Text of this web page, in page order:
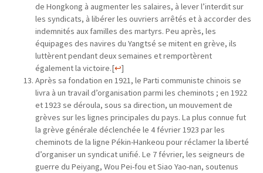
de Hongkong à augmenter les salaires, à lever l’interdit sur
les syndicats, à libérer les ouvriers arrêtés et à accorder des
indemnités aux familles des martyrs. Peu après, les
équipages des navires du Yangtsé se mitent en grève, ils
luttèrent pendant deux semaines et remportèrent
également la victoire.[↩]
Après sa fondation en 1921, le Parti communiste chinois se
livra à un travail d’organisation parmi les cheminots ; en 1922
et 1923 se déroula, sous sa direction, un mouvement de
grèves sur les lignes principales du pays. La plus connue fut
la grève générale déclenchée le 4 février 1923 par les
cheminots de la ligne Pékin-Hankeou pour réclamer la liberté
d’organiser un syndicat unifié. Le 7 février, les seigneurs de
guerre du Peiyang, Wou Pei-fou et Siao Yao-nan, soutenus